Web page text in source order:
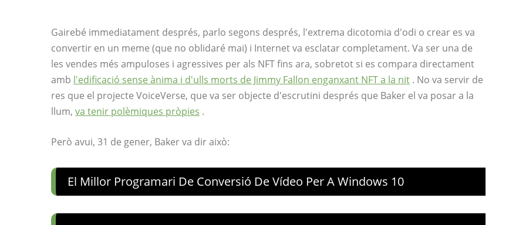
Gairebé immediatament després, parlo segons després, l'extrema dicotomia d'odi o crear es va
convertir en un meme (que no oblidaré mai) i Internet va esclatar completament. Va ser una de
les vendes més ampuloses i agressives per als NFT fins ara, sobretot si es compara directament
amb l'edificació sense ànima i d'ulls morts de Jimmy Fallon enganxant NFT a la nit . No va servir de
res que el projecte VoiceVerse, que va ser objecte d'escrutini després que Baker el va posar a la
llum, va tenir polèmiques pròpies .
Però avui, 31 de gener, Baker va dir això:
El Millor Programari De Conversió De Vídeo Per A Windows 10